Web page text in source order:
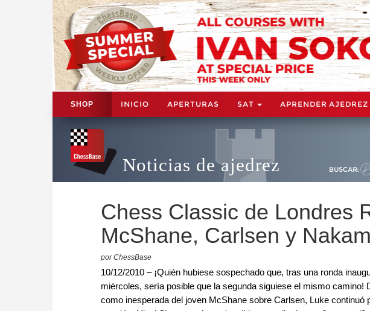
SHOP INICIO APERTURAS SAT APRENDER AJEDREZ
Noticias de ajedrez BUSCAR:
Chess Classic de Londres
McShane, Carlsen y
por ChessBase
10/12/2010 – ¡Quién hubiese sospechado que, tras una ronda
miércoles, sería posible que la segunda siguiese el mismo camino!
como inesperada del joven McShane sobre Carlsen, Luke